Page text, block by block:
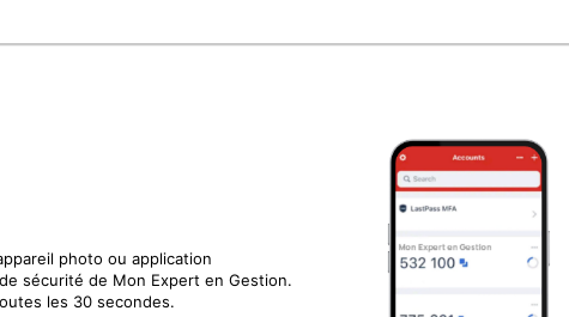
photo ou application
sécurité de Mon Expert en Gestion.
les 30 secondes.